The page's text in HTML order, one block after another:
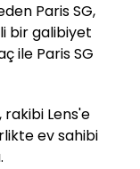
Paris SG,
bir galibiyet
ile Paris SG
Lens'e
ev sahibi